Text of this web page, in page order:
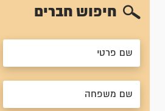
חיפוש חברים